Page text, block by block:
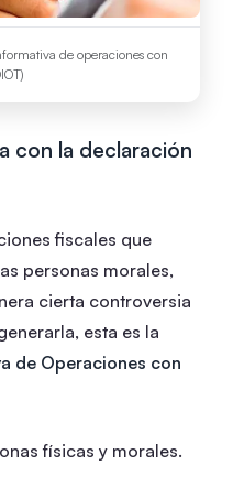
de operaciones con
con la declaración
fiscales que
personas morales,
cierta controversia
esta es la
de Operaciones con
físicas y morales.